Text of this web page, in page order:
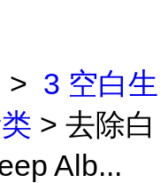
> 3 空白生
> 去除白
Alb...